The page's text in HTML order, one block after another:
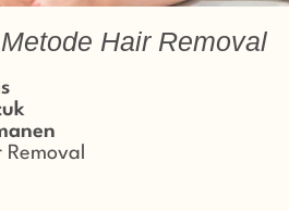
Hair Removal
Removal